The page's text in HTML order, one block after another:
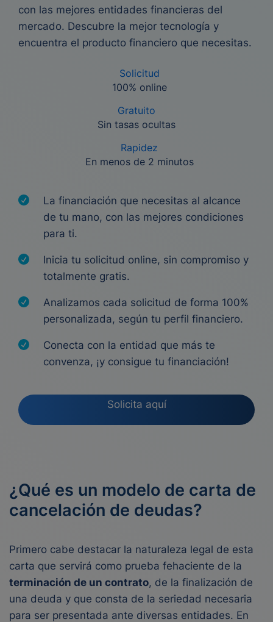
con las mejores entidades financieras del
mercado. Descubre la mejor tecnología y
encuentra el producto financiero que necesitas.
Solicitud
100% online
Gratuito
Sin tasas ocultas
Rapidez
En menos de 2 minutos
La financiación que necesitas al alcance
de tu mano, con las mejores condiciones
para ti.
Inicia tu solicitud online, sin compromiso y
totalmente gratis.
Analizamos cada solicitud de forma 100%
personalizada, según tu perfil financiero.
Conecta con la entidad que más te
convenza, ¡y consigue tu financiación!
Solicita aquí
¿Qué es un modelo de carta de
cancelación de deudas?
Primero cabe destacar la naturaleza legal de esta
carta que servirá como prueba fehaciente de la
terminación de un contrato, de la finalización de
una deuda y que consta de la seriedad necesaria
para ser presentada ante diversas entidades. En